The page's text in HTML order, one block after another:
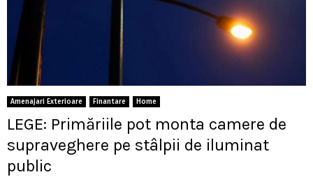
Amenajari Exterioare Finantare Home
LEGE: Primăriile pot monta camere de
supraveghere pe stâlpii de iluminat
public